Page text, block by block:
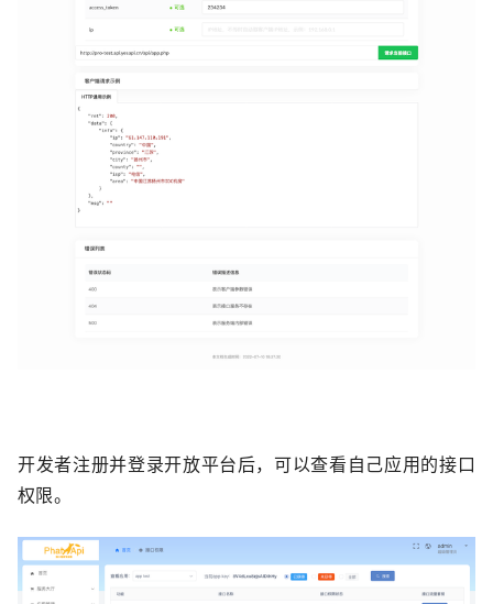
开发者注册并登录开放平台后，可以查看自己应用的接口
权限。